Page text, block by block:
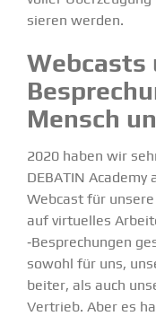
sieren werden.
Webcasts
Mensch
2020 haben wir
DEBATIN Academy
Webcast für
auf virtu­elles
‑Bespre­chungen
sowohl für uns,
beiter, als auch
Vertrieb. Aber es